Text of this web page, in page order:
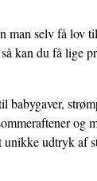
man selv få lov
kan du få lige
babygaver,
og
unikke udtryk af